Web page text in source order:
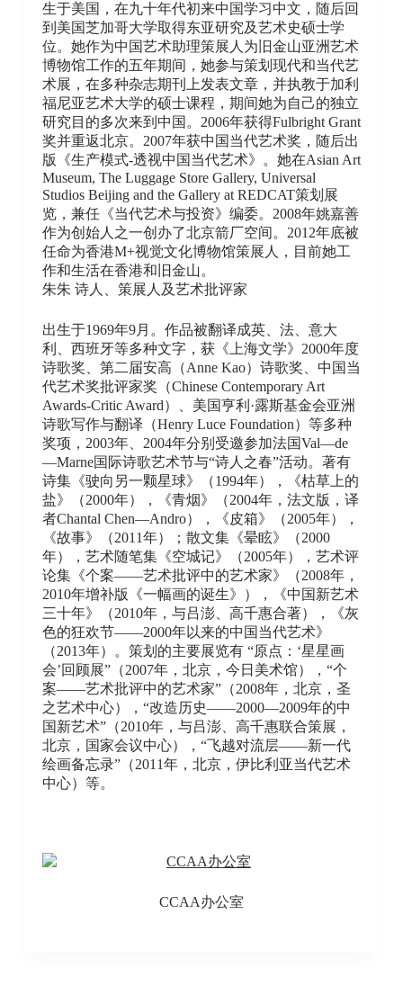
生于美国，在九十年代初来中国学习中文，随后回
到美国芝加哥大学取得东亚研究及艺术史硕士学
位。她作为中国艺术助理策展人为旧金山亚洲艺术
博物馆工作的五年期间，她参与策划现代和当代艺
术展，在多种杂志期刊上发表文章，并执教于加利
福尼亚艺术大学的硕士课程，期间她为自己的独立
研究目的多次来到中国。2006年获得Fulbright Grant
奖并重返北京。2007年获中国当代艺术奖，随后出
版《生产模式-透视中国当代艺术》。她在Asian Art
Museum, The Luggage Store Gallery, Universal
Studios Beijing and the Gallery at REDCAT策划展
览，兼任《当代艺术与投资》编委。2008年姚嘉善
作为创始人之一创办了北京箭厂空间。2012年底被
任命为香港M+视觉文化博物馆策展人，目前她工
作和生活在香港和旧金山。
朱朱 诗人、策展人及艺术批评家
出生于1969年9月。作品被翻译成英、法、意大
利、西班牙等多种文字，获《上海文学》2000年度
诗歌奖、第二届安高（Anne Kao）诗歌奖、中国当
代艺术奖批评家奖（Chinese Contemporary Art
Awards-Critic Award）、美国亨利·露斯基金会亚洲
诗歌写作与翻译（Henry Luce Foundation）等多种
奖项，2003年、2004年分别受邀参加法国Val—de
—Marne国际诗歌艺术节与“诗人之春”活动。著有
诗集《驶向另一颗星球》（1994年），《枯草上的
盐》（2000年），《青烟》（2004年，法文版，译
者Chantal Chen—Andro），《皮箱》（2005年），
《故事》（2011年）；散文集《晕眩》（2000
年），艺术随笔集《空城记》（2005年），艺术评
论集《个案——艺术批评中的艺术家》（2008年，
2010年增补版《一幅画的诞生》），《中国新艺术
三十年》（2010年，与吕澎、高千惠合著），《灰
色的狂欢节——2000年以来的中国当代艺术》
（2013年）。策划的主要展览有 “原点：‘星星画
会’回顾展”（2007年，北京，今日美术馆），“个
案——艺术批评中的艺术家”（2008年，北京，圣
之艺术中心），“改造历史——2000—2009年的中
国新艺术”（2010年，与吕澎、高千惠联合策展，
北京，国家会议中心），“飞越对流层——新一代
绘画备忘录”（2011年，北京，伊比利亚当代艺术
中心）等。
CCAA办公室